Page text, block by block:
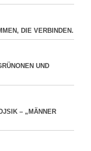
DIE VERBINDEN.
UND
– „MÄNNER